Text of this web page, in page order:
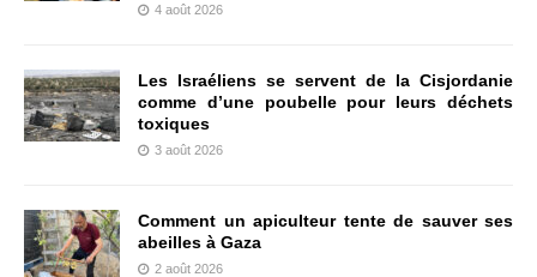
4 août 2026
Les Israéliens se servent de la Cisjordanie
comme d’une poubelle pour leurs déchets
toxiques
3 août 2026
Comment un apiculteur tente de sauver ses
abeilles à Gaza
2 août 2026